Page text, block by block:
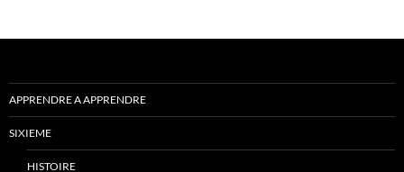
APPRENDRE A APPRENDRE
SIXIEME
HISTOIRE